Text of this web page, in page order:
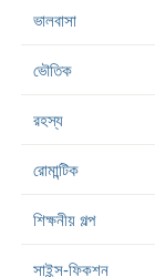
ভালবাসা
ভৌতিক
রহস্য
রোমান্টিক
শিক্ষনীয় গল্প
সাইন্স-ফিকশন